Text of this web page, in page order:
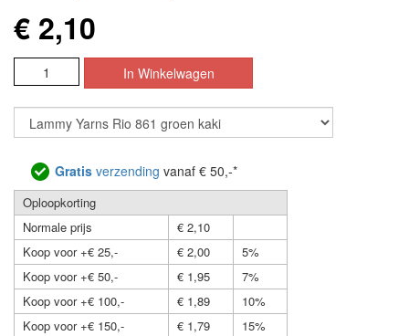
€ 2,10
Gratis verzending vanaf € 50,-*
Oploopkorting
Normale prijs
€ 2,10
Koop voor +€ 25,-
€ 2,00
5%
Koop voor +€ 50,-
€ 1,95
7%
Koop voor +€ 100,-
€ 1,89
10%
Koop voor +€ 150,-
€ 1,79 15%